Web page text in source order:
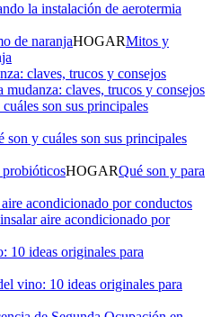
la instalación de aerotermia
HOGARMitos y
mudanza: claves, trucos y consejos
son y cuáles son sus principales
HOGARQué son y para
aire acondicionado por
vino: 10 ideas originales para